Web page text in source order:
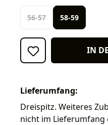
56-57 58-59
IN
Lieferumfang:
Dreispitz. Weiteres
nicht im Lieferumfang